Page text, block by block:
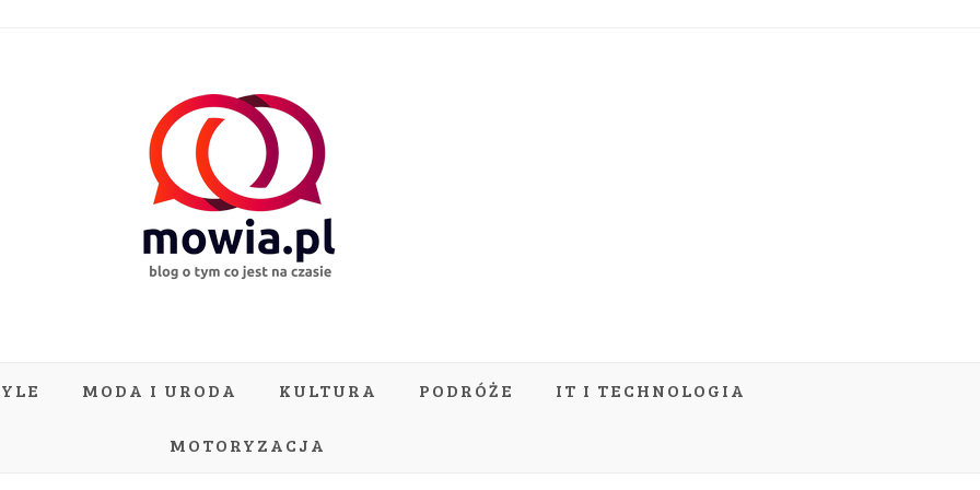
MODA I URODA KULTURA PODRÓŻE IT I TECHNOLOGIA
MOTORYZACJA